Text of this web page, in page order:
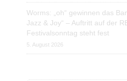
Worms: „oh“ gewinnen das
Jazz & Joy“ – Auftritt auf der
Festivalsonntag steht fest
5. August 2026